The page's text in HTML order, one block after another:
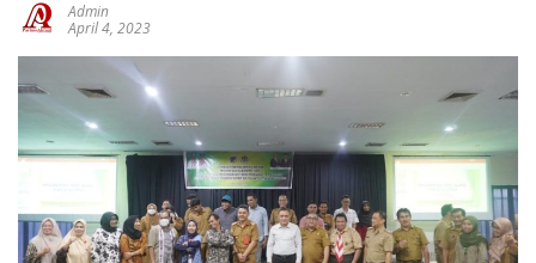
Admin
April 4, 2023